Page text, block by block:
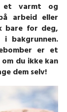
et varmt og
arbeid eller
bare for deg,
bakgrunnen.
er et
du ikke kan
dem selv!